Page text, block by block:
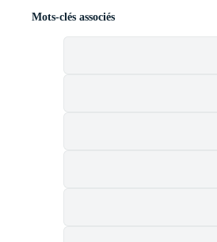
Mots-clés associés